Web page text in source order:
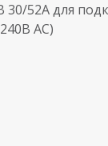
30/52A для
AC)